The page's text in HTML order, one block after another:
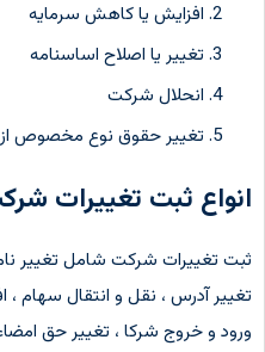
افزایش یا کاهش سرمایه
تغییر یا اصلاح اساسنامه
انحلال شرکت
تغییر حقوق نوع مخصوص
انواع ثبت تغییرات
ثبت تغییرات شرکت شامل تغییر
تغییر آدرس ، نقل و انتقال سهام
ورود و خروج شرکا ، تغییر حق